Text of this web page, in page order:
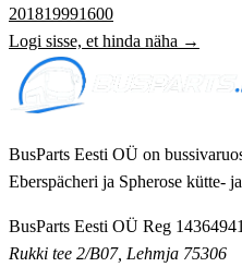
201819991600
Logi sisse, et hinda näha →
BusParts Eesti OÜ on
Eberspächeri ja Spherose kütte-
BusParts Eesti OÜ Reg 14364941
Rukki tee 2/B07, Lehmja 75306